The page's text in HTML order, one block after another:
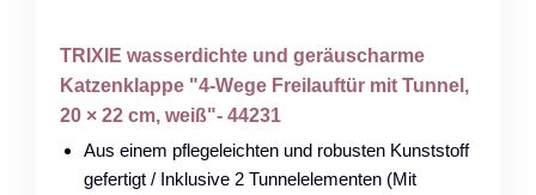
TRIXIE wasserdichte und geräuscharme
Katzenklappe "4-Wege Freilauftür mit Tunnel,
20 × 22 cm, weiß"- 44231
Aus einem pflegeleichten und robusten Kunststoff
gefertigt / Inklusive 2 Tunnelelementen (Mit